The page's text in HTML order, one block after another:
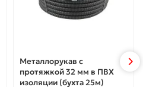
Металлорукав с
протяжкой 32 мм в ПВХ
изоляции (бухта 25м)